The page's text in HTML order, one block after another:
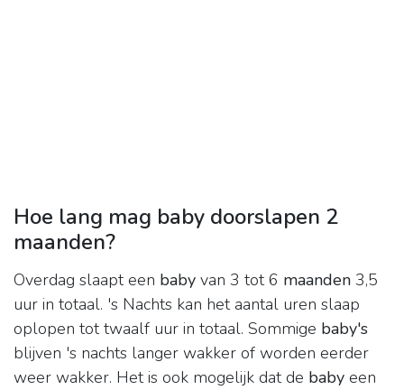
Hoe lang mag baby doorslapen 2
maanden?
Overdag slaapt een baby van 3 tot 6 maanden 3,5
uur in totaal. 's Nachts kan het aantal uren slaap
oplopen tot twaalf uur in totaal. Sommige baby's
blijven 's nachts langer wakker of worden eerder
weer wakker. Het is ook mogelijk dat de baby een